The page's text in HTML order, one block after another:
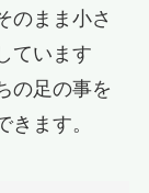
のまま小さ
ています
の足の事を
ます。